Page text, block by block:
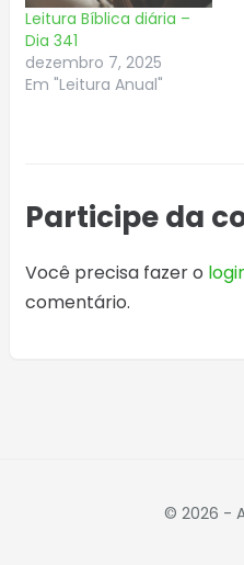
Leitura Bíblica diária –
Dia 341
dezembro 7, 2025
Em "Leitura Anual"
Participe da
Você precisa fazer o
comentário.
© 2026 -